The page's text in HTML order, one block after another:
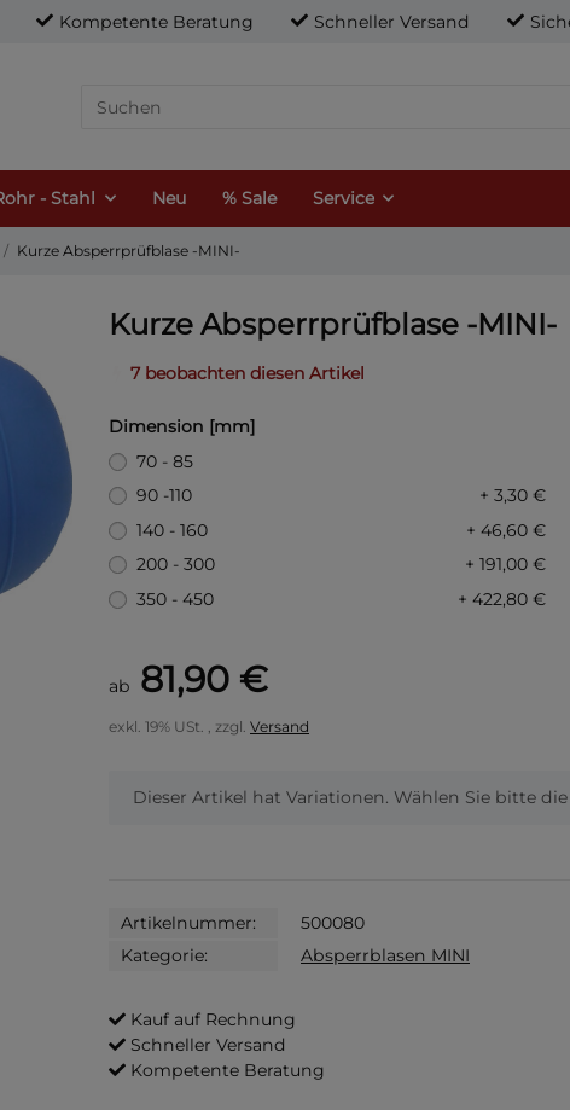
Kompetente Beratung Schneller Versand
- Stahl Neu % Sale Service
Kurze Absperrprüfblase -MINI-
Kurze Absperrprüfblase -MINI-
7 beobachten diesen Artikel
Dimension [mm]
70 - 85
90 -110
+ 3,30 €
140 - 160
+ 46,60 €
200 - 300
+ 191,00 €
350 - 450
+ 422,80 €
ab 81,90 €
exkl. 19% USt. , zzgl. Versand
x
Dieser Artikel hat Variationen. Wählen Sie bitte
Artikelnummer:
500080
Kategorie:
Absperrblasen MINI
Kauf auf Rechnung
Schneller Versand
Kompetente Beratung